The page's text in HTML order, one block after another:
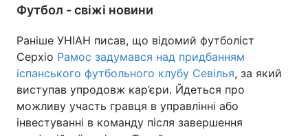
Футбол - свіжі новини
Раніше УНІАН писав, що відомий футболіст
Серхіо Рамос задумався над придбанням
іспанського футбольного клубу Севілья, за який
виступав упродовж кар’єри. Йдеться про
можливу участь гравця в управлінні або
інвестуванні в команду після завершення